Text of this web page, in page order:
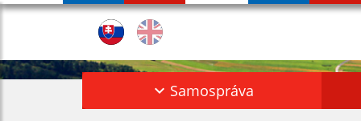
Samospráva